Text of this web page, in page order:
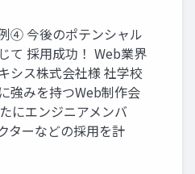
④ 今後のポテンシャル
て 採⽤成功！ Web業界
シス株式会社様 社学校
強みを持つWeb制作会
にエンジニアメンバ
ターなどの採⽤を計